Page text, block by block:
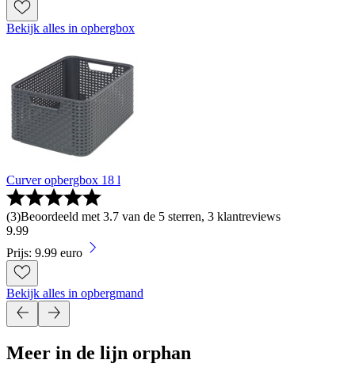
Bekijk alles in opbergbox
Curver opbergbox 18 l
(3)Beoordeeld met 3.7 van de 5 sterren, 3 klantreviews
9.99
Prijs: 9.99 euro
Bekijk alles in opbergmand
Meer in de lijn orphan